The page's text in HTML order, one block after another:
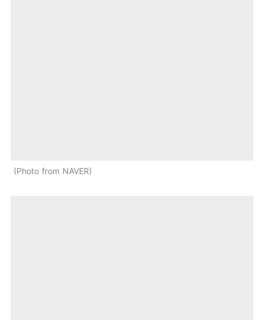
Photo from NAVER